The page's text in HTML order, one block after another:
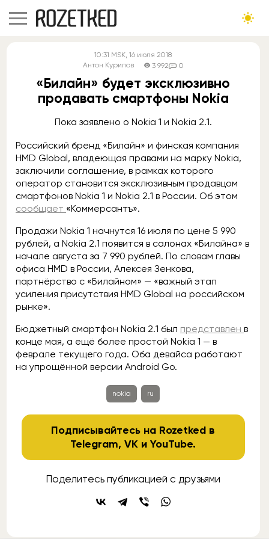
10:31 MSK, 16 июля 2018
Антон Курилов
3 992 0
«Билайн» будет эксклюзивно
продавать смартфоны Nokia
Пока заявлено о Nokia 1 и Nokia 2.1.
Российский бренд «Билайн» и финская компания
HMD Global, владеющая правами на марку Nokia,
заключили соглашение, в рамках которого
оператор становится эксклюзивным продавцом
смартфонов Nokia 1 и Nokia 2.1 в России. Об этом
сообщает «Коммерсантъ».
Продажи Nokia 1 начнутся 16 июля по цене 5 990
рублей, а Nokia 2.1 появится в салонах «Билайна» в
начале августа за 7 990 рублей. По словам главы
офиса HMD в России, Алексея Зенкова,
партнёрство с «Билайном» — «важный этап
усиления присутствия HMD Global на российском
рынке».
Бюджетный смартфон Nokia 2.1 был представлен в
конце мая, а ещё более простой Nokia 1 — в
феврале текущего года. Оба девайса работают
на упрощённой версии Android Go.
nokia ru
Подписывайтесь на Rozetked в
Telegram,VK иYouTube.
Поделитесь публикацией с друзьями